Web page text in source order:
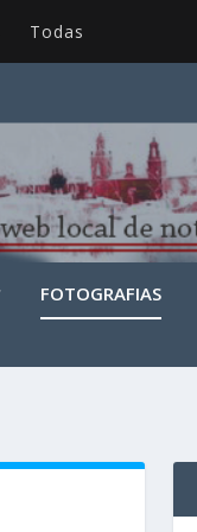
Todas
FOTOGRAFIAS